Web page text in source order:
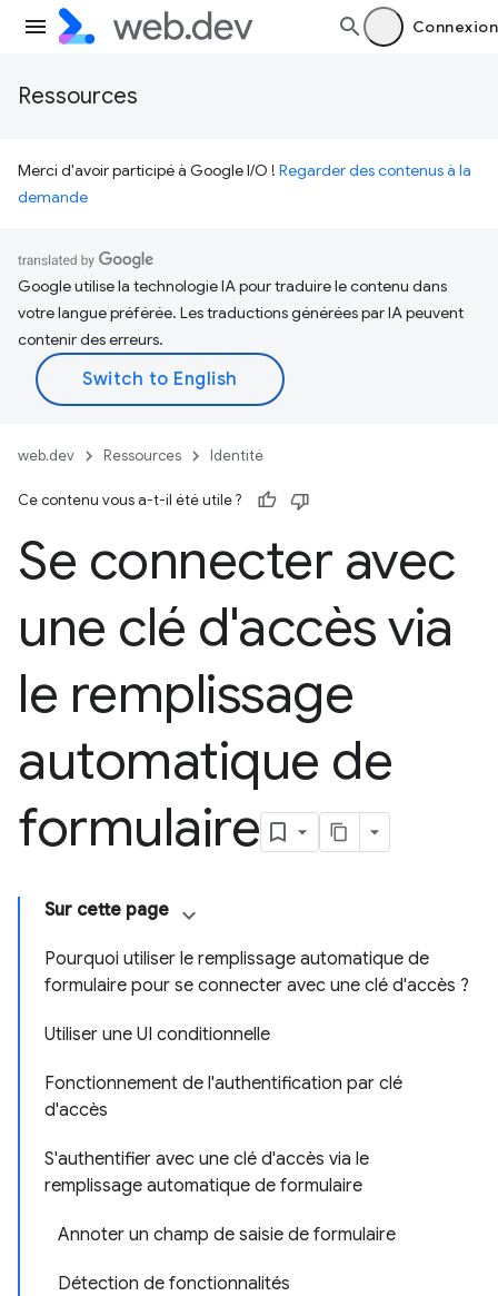
Connexion
Ressources
Merci d'avoir participé à Google I/O ! Regarder des contenus à la
demande
Google utilise la technologie IA pour traduire le contenu dans
votre langue préférée. Les traductions générées par IA peuvent
contenir des erreurs.
web.dev Ressources Identité
Ce contenu vous a-t-il été utile ?
Se connecter avec
une clé d'accès via
le remplissage
automatique de
formulaire
Sur cette page
Pourquoi utiliser le remplissage automatique de
formulaire pour se connecter avec une clé d'accès ?
Utiliser une UI conditionnelle
Fonctionnement de l'authentification par clé
d'accès
S'authentifier avec une clé d'accès via le
remplissage automatique de formulaire
Annoter un champ de saisie de formulaire
Détection de fonctionnalités